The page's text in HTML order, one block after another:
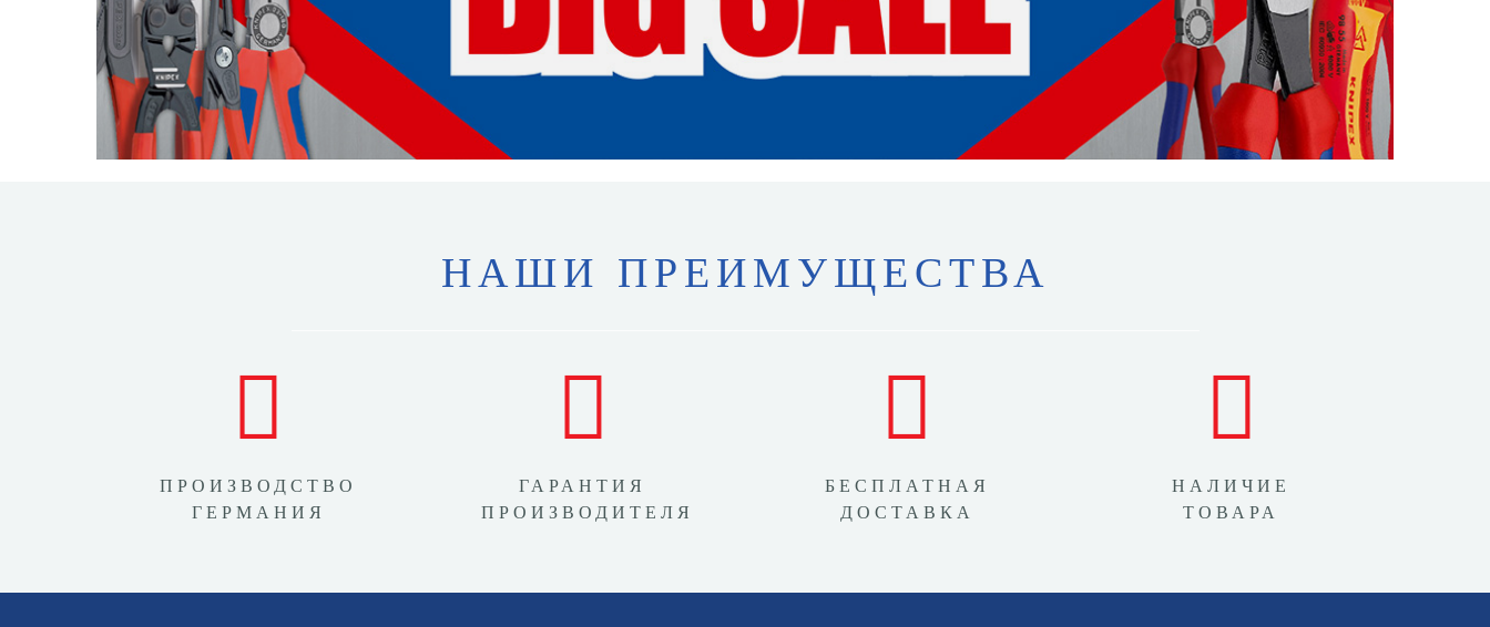
НАШИ ПРЕИМУЩЕСТВА
ПРОИЗВОДСТВО
ГЕРМАНИЯ
ГАРАНТИЯ
ПРОИЗВОДИТЕЛЯ
БЕСПЛАТНАЯ
ДОСТАВКА
НАЛИЧИЕ
ТОВАРА